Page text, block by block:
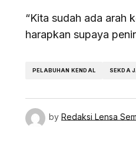
“Kita sudah ada arah
harapkan supaya
PELABUHAN KENDAL SEKDA
by Redaksi Lensa